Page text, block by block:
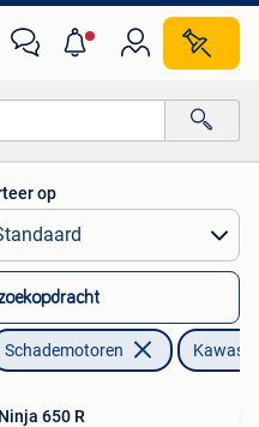
op
Schademotoren
650 R